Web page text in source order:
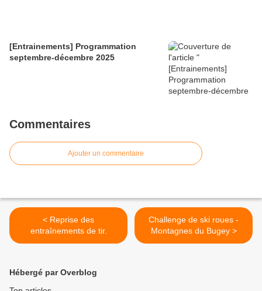
[Entrainements] Programmation
septembre-décembre 2025
Commentaires
Ajouter un commentaire
< Reprise des
entraînements de tir.
Challenge de ski roues -
Montagnes du Bugey >
Hébergé par Overblog